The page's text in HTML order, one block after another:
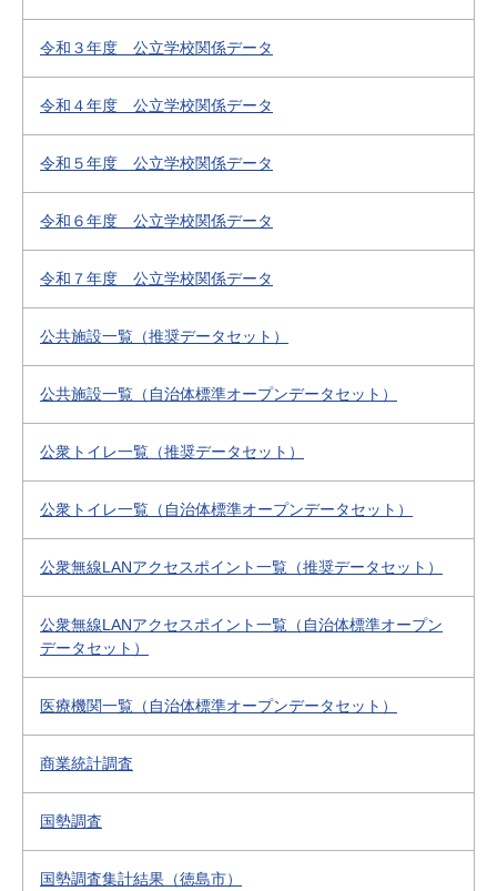
令和３年度 公立学校関係データ
令和４年度 公立学校関係データ
令和５年度 公立学校関係データ
令和６年度 公立学校関係データ
令和７年度 公立学校関係データ
公共施設一覧（推奨データセット）
公共施設一覧（自治体標準オープンデータセット）
公衆トイレ一覧（推奨データセット）
公衆トイレ一覧（自治体標準オープンデータセット）
公衆無線LANアクセスポイント一覧（推奨データセット）
公衆無線LANアクセスポイント一覧（自治体標準オープン
データセット）
医療機関一覧（自治体標準オープンデータセット）
商業統計調査
国勢調査
国勢調査集計結果（徳島市）